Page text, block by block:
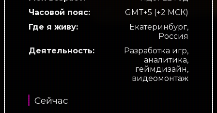
Часовой пояс:
GMT+5 (+2 МСК)
Где я живу:
Екатеринбург,
Россия
Деятельность:
Разработка игр,
аналитика,
геймдизайн,
видеомонтаж
Сейчас